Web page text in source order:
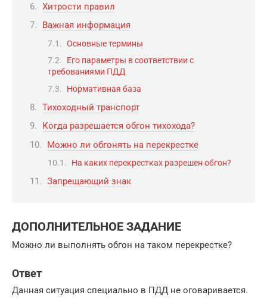
Хитрости правил
Важная информация
Основные термины
Его параметры в соответствии с
требованиями ПДД
Нормативная база
Тихоходный транспорт
Когда разрешается обгон тихохода?
Можно ли обгонять на перекрестке
На каких перекрестках разрешен обгон?
Запрещающий знак
ДОПОЛНИТЕЛЬНОЕ ЗАДАНИЕ
Можно ли выполнять обгон на таком перекрестке?
Ответ
Данная ситуация специально в ПДД не оговаривается.